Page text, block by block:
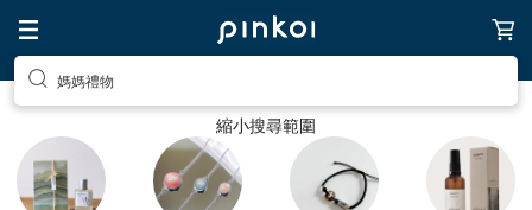
媽媽禮物
縮小搜尋範圍